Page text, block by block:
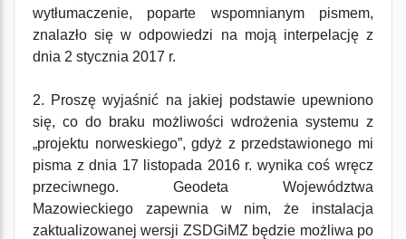
wytłumaczenie, poparte wspomnianym pismem,
znalazło się w odpowiedzi na moją interpelację z
dnia 2 stycznia 2017 r.
2. Proszę wyjaśnić na jakiej podstawie upewniono
się, co do braku możliwości wdrożenia systemu z
„projektu norweskiego”, gdyż z przedstawionego mi
pisma z dnia 17 listopada 2016 r. wynika coś wręcz
przeciwnego. Geodeta Województwa
Mazowieckiego zapewnia w nim, że instalacja
zaktualizowanej wersji ZSDGiMZ będzie możliwa po